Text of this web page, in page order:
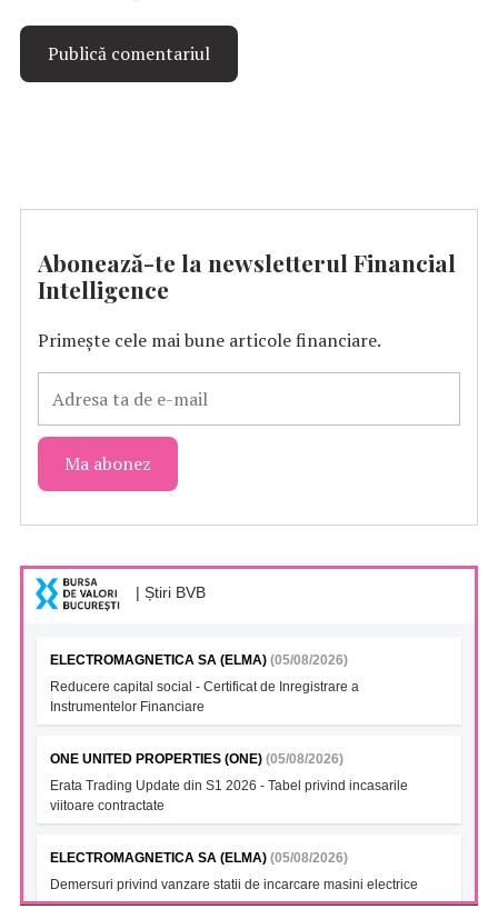
Abonează-te la newsletterul Financial
Intelligence
Primește cele mai bune articole financiare.
| Știri BVB
ELECTROMAGNETICA SA (ELMA) (05/08/2026)
Reducere capital social - Certificat de Inregistrare a
Instrumentelor Financiare
ONE UNITED PROPERTIES (ONE) (05/08/2026)
Erata Trading Update din S1 2026 - Tabel privind incasarile
viitoare contractate
ELECTROMAGNETICA SA (ELMA) (05/08/2026)
Demersuri privind vanzare statii de incarcare masini electrice